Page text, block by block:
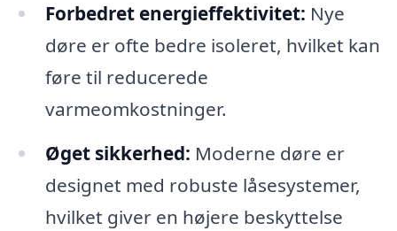
Forbedret energieffektivitet: Nye
døre er ofte bedre isoleret, hvilket kan
føre til reducerede
varmeomkostninger.
Øget sikkerhed: Moderne døre er
designet med robuste låsesystemer,
hvilket giver en højere beskyttelse